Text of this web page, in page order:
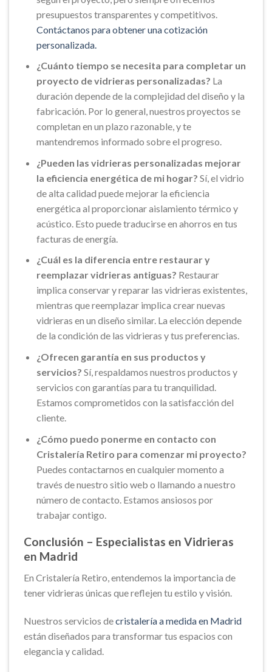
presupuestos transparentes y competitivos.
Contáctanos para obtener una cotización
personalizada.
¿Cuánto tiempo se necesita para completar un
proyecto de vidrieras personalizadas? La
duración depende de la complejidad del diseño y la
fabricación. Por lo general, nuestros proyectos se
completan en un plazo razonable, y te
mantendremos informado sobre el progreso.
¿Pueden las vidrieras personalizadas mejorar
la eficiencia energética de mi hogar? Sí, el vidrio
de alta calidad puede mejorar la eficiencia
energética al proporcionar aislamiento térmico y
acústico. Esto puede traducirse en ahorros en tus
facturas de energía.
¿Cuál es la diferencia entre restaurar y
reemplazar vidrieras antiguas? Restaurar
implica conservar y reparar las vidrieras existentes,
mientras que reemplazar implica crear nuevas
vidrieras en un diseño similar. La elección depende
de la condición de las vidrieras y tus preferencias.
¿Ofrecen garantía en sus productos y
servicios? Sí, respaldamos nuestros productos y
servicios con garantías para tu tranquilidad.
Estamos comprometidos con la satisfacción del
cliente.
¿Cómo puedo ponerme en contacto con
Cristalería Retiro para comenzar mi proyecto?
Puedes contactarnos en cualquier momento a
través de nuestro sitio web o llamando a nuestro
número de contacto. Estamos ansiosos por
trabajar contigo.
Conclusión – Especialistas en Vidrieras
en Madrid
En Cristalería Retiro, entendemos la importancia de
tener vidrieras únicas que reflejen tu estilo y visión.
Nuestros servicios decristalería a medida en Madrid
están diseñados para transformar tus espacios con
elegancia y calidad.